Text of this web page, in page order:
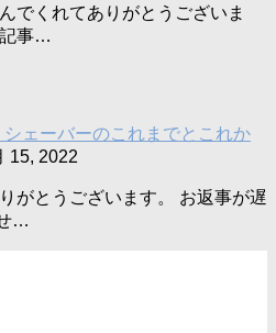
でくれてありがとうございま
事…
ェーバーのこれまでとこれか
15, 2022
がとうございます。 お返事が遅
…